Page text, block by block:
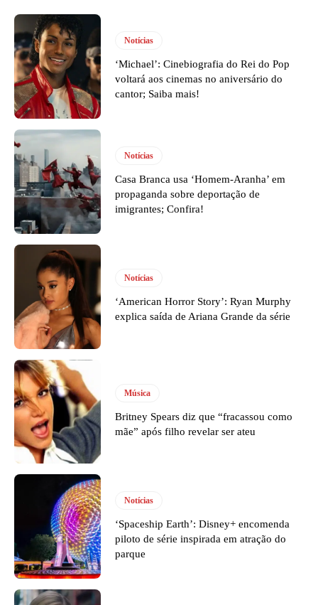
Notícias
‘Michael’: Cinebiografia do Rei do Pop
voltará aos cinemas no aniversário do
cantor; Saiba mais!
Notícias
Casa Branca usa ‘Homem-Aranha’ em
propaganda sobre deportação de
imigrantes; Confira!
Notícias
‘American Horror Story’: Ryan Murphy
explica saída de Ariana Grande da série
Música
Britney Spears diz que “fracassou como
mãe” após filho revelar ser ateu
Notícias
‘Spaceship Earth’: Disney+ encomenda
piloto de série inspirada em atração do
parque